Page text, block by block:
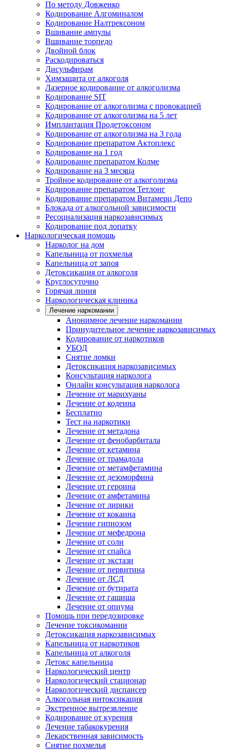
По методу Довженко
Кодирование Алгоминалом
Кодирование Налтрексоном
Вшивание ампулы
Вшивание торпедо
Двойной блок
Раскодироваться
Дисульфирам
Химзащита от алкоголя
Лазерное кодирование от алкоголизма
Кодирование SIT
Кодирование от алкоголизма с провокацией
Кодирование от алкоголизма на 5 лет
Имплантация Продетоксоном
Кодирование от алкоголизма на 3 года
Кодирование препаратом Актоплекс
Кодирование на 1 год
Кодирование препаратом Колме
Кодирование на 3 месяца
Тройное кодирование от алкоголизма
Кодирование препаратом Тетлонг
Кодирование препаратом Витамерц Депо
Блокада от алкогольной зависимости
Ресоциализация наркозависимых
Кодирование под лопатку
Наркологическая помощь
Нарколог на дом
Капельница от похмелья
Капельница от запоя
Детоксикация от алкоголя
Круглосуточно
Горячая линия
Наркологическая клиника
Лечение наркомании
Анонимное лечение наркомании
Принудительное лечение наркозависимых
Кодирование от наркотиков
УБОД
Снятие ломки
Детоксикация наркозависимых
Консультация нарколога
Онлайн консультация нарколога
Лечение от марихуаны
Лечение от кодеина
Бесплатно
Тест на наркотики
Лечение от метадона
Лечение от фенобарбитала
Лечение от кетамина
Лечение от трамадола
Лечение от метамфетамина
Лечение от дезоморфина
Лечение от героина
Лечение от амфетамина
Лечение от лирики
Лечение от кокаина
Лечение гипнозом
Лечение от мефедрона
Лечение от соли
Лечение от спайса
Лечение от экстази
Лечение от первитина
Лечение от ЛСД
Лечение от бутирата
Лечение от гашиша
Лечение от опиума
Помощь при передозировке
Лечение токсикомании
Детоксикация наркозависимых
Капельница от наркотиков
Капельница от алкоголя
Детокс капельница
Наркологический центр
Наркологический стационар
Наркологический диспансер
Алкогольная интоксикация
Экстренное вытрезвление
Кодирование от курения
Лечение табакокурения
Лекарственная зависимость
Снятие похмелья